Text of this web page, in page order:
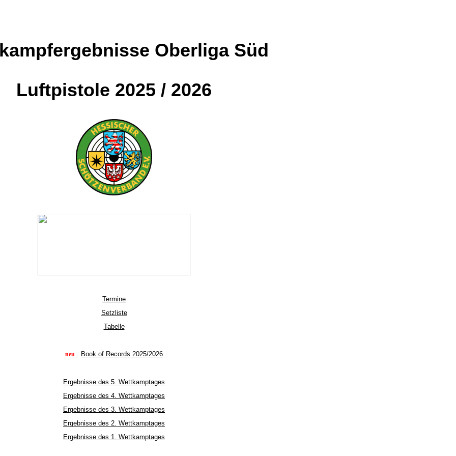
Oberliga Süd
Luftpistole 2025 / 2026
Termine
Setzliste
Tabelle
neu Book of Records 2025/2026
Ergebnisse des 5. Wettkamptages
Ergebnisse des 4. Wettkamptages
Ergebnisse des 3. Wettkamptages
Ergebnisse des 2. Wettkamptages
Ergebnisse des 1. Wettkamptages